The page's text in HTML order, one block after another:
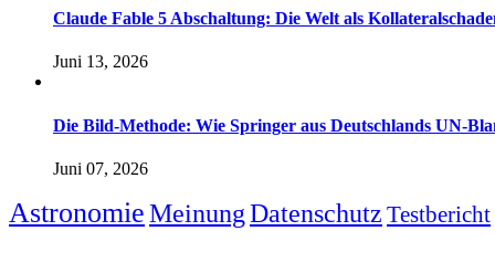
Claude Fable 5 Abschaltung: Die Welt als
Juni 13, 2026
Die Bild-Methode: Wie Springer aus Deutschlands UN-
Juni 07, 2026
AstronomieMeinungDatenschutz Testbericht